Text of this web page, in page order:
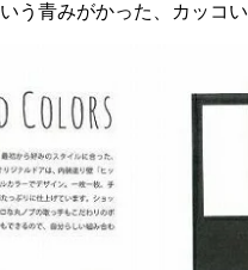
う青みがかった、カッコ